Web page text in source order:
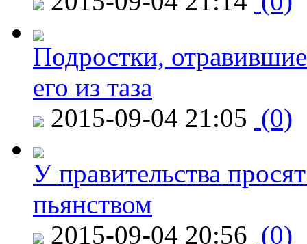
Подростки,
его из таза
2015-09-04 21:05 (0)
У правительства
пьянством
2015-09-04 20:56 (0)